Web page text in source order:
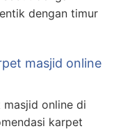
dengan timur
masjid online
online di
karpet